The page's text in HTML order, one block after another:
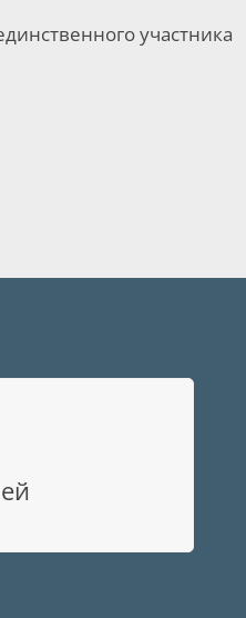
участника